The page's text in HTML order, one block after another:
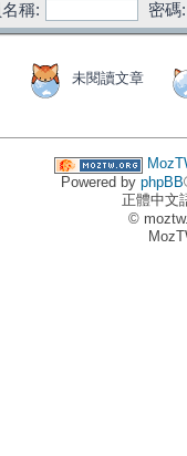
稱:
密碼:
未閱讀文章
Powered by phpBB
正體中文
©